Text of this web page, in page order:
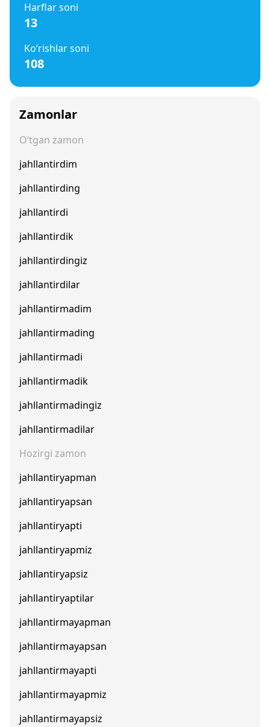
Harflar soni
13
Ko‘rishlar soni
108
Zamonlar
O‘tgan zamon
jahllantirdim
jahllantirding
jahllantirdi
jahllantirdik
jahllantirdingiz
jahllantirdilar
jahllantirmadim
jahllantirmading
jahllantirmadi
jahllantirmadik
jahllantirmadingiz
jahllantirmadilar
Hozirgi zamon
jahllantiryapman
jahllantiryapsan
jahllantiryapti
jahllantiryapmiz
jahllantiryapsiz
jahllantiryaptilar
jahllantirmayapman
jahllantirmayapsan
jahllantirmayapti
jahllantirmayapmiz
jahllantirmayapsiz